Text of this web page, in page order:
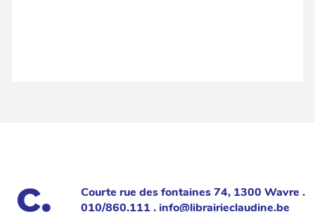
Courte rue des fontaines 74, 1300 Wavre .
010/860.111 . info@librairieclaudine.be